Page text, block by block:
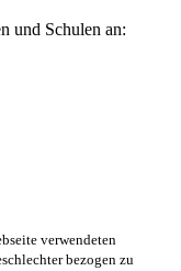
und Schulen an:
verwendeten
bezogen zu